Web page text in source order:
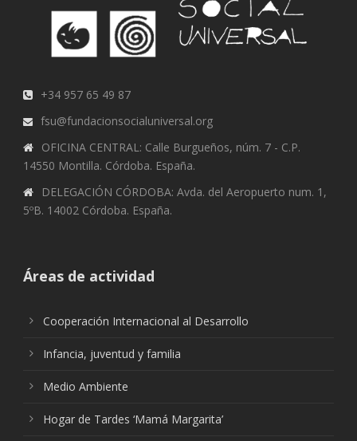
+34 957 65 49 87
fsu@fundacionsocialuniversal.org
OFICINA CENTRAL: Calle Burgueños, núm. 7 - C.P.
14550 Montilla. Córdoba. España.
DELEGACIÓN CÓRDOBA: Avda. del Aeropuerto num. 1,
5ºB. 14002 Córdoba. España.
Áreas de actividad
Cooperación Internacional al Desarrollo
Infancia, juventud y familia
Medio Ambiente
Hogar de Tardes ‘Mamá Margarita’